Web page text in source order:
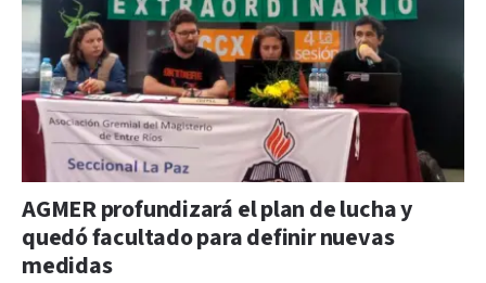
AGMER profundizará el plan de lucha y
quedó facultado para definir nuevas
medidas